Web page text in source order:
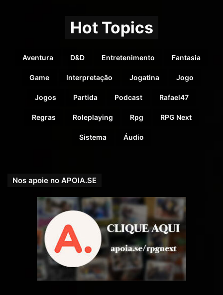
Hot Topics
Aventura D&D Entretenimento Fantasia
Game Interpretação Jogatina Jogo
Jogos Partida Podcast Rafael47
Regras Roleplaying Rpg RPG Next
Sistema Áudio
Nos apoie no APOIA.SE